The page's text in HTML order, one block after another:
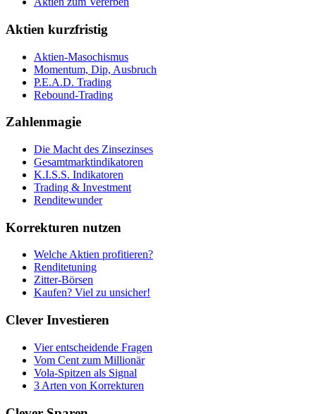
Aktien kurzfristig
Aktien-Masochismus
Momentum, Dip, Ausbruch
P.E.A.D. Trading
Rebound-Trading
Zahlenmagie
Die Macht des Zinsezinses
Gesamtmarktindikatoren
K.I.S.S. Indikatoren
Trading & Investment
Renditewunder
Korrekturen nutzen
Welche Aktien profitieren?
Renditetuning
Zitter-Börsen
Kaufen? Viel zu unsicher!
Clever Investieren
Vier entscheidende Fragen
Vom Cent zum Millionär
Vola-Spitzen als Signal
3 Arten von Korrekturen